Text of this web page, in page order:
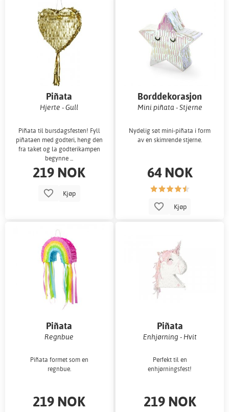
Piñata
Hjerte - Gull
Piñata til bursdagsfesten! Fyll
piñataen med godteri, heng den
fra taket og la godterikampen
begynne ...
219 NOK
Kjøp
Borddekorasjon
Mini piñata - Stjerne
Nydelig søt mini-piñata i form
av en skimrende stjerne.
64 NOK
Kjøp
Piñata
Regnbue
Piñata formet som en
regnbue.
219 NOK
Piñata
Enhjørning - Hvit
Perfekt til en
enhjørningsfest!
219 NOK